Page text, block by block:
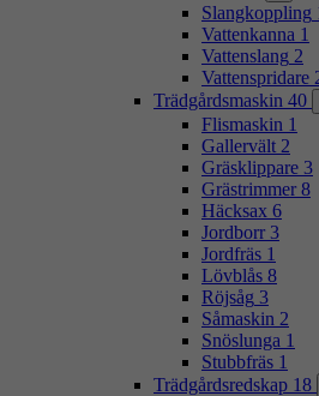
Slangkoppling
Vattenkanna 1
Vattenslang 2
Vattenspridare
Trädgårdsmaskin 40
Flismaskin 1
Gallervält 2
Gräsklippare 3
Grästrimmer 8
Häcksax 6
Jordborr 3
Jordfräs 1
Lövblås 8
Röjsåg 3
Såmaskin 2
Snöslunga 1
Stubbfräs 1
Trädgårdsredskap 18